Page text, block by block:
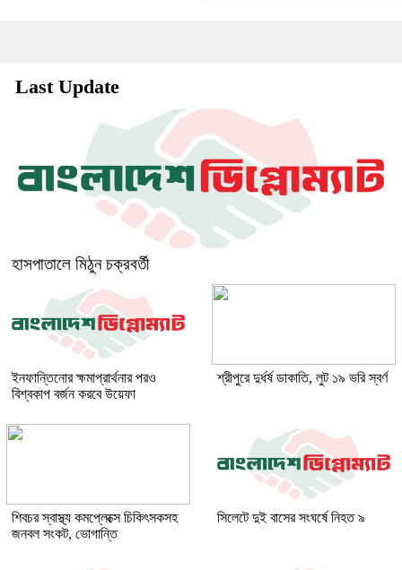
Last Update
হাসপাতালে মিঠুন চক্রবর্তী
ইনফান্তিনোর ক্ষমাপ্রার্থনার পরও
বিশ্বকাপ বর্জন করবে উয়েফা
শ্রীপুরে দুর্ধর্ষ ডাকাতি, লুট ১৯ ভরি স্বর্ণ
শিবচর স্বাস্থ্য কমপ্লেক্সে চিকিৎসকসহ
জনবল সংকট, ভোগান্তি
সিলেটে দুই বাসের সংঘর্ষে নিহত ৯